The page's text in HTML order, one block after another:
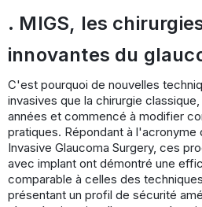
. MIGS, les
innovantes du
C'est pourquoi de nouvelles
invasives que la chirurgie
années et commencé à modifier
pratiques. Répondant à l'acronyme
Invasive Glaucoma Surgery, ces
avec implant ont démontré une
comparable à celles des
présentant un profil de sécurité